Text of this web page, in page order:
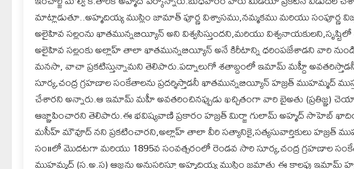
మాట్లాడుతూ..అహ్మదియ్య ముస్లిం జామాత్ పూర్ణ విశ్వాసము,నమ్మకము మరియు సంపూర్ణ
అలైహివ సల్లంను ఖాతమున్నబియ్యీన్ అని విశ్వసిస్తుందని,మరియు విశ్వనాయకులని,సృష్టిలో
అలైహివ సల్లంకు అల్లాహ్ తాలా ఖాతమున్నబియ్యీన్ అనే కిరీటాన్ని ధరింపజేశాడని వారి నుండి
మనసా, వాచా ప్రకటిస్తున్నామని తెలిపారు.పద్నాలుగో శతాబ్దంలో ఇమామ్ మహ్దీ
సూర్య,చంద్ర గ్రహణాల సంకేతాలను ప్రదర్శిస్తాడనీ ఖాతమున్నబియ్యీన్ హజ్రత్ ముహమ్మద్
చేశారని అన్నారు.ఆ ఇమామ్ మహీ అవతరించినప్పుడు ఖచ్చితంగా వారి బైఅతు (ప్రతిజ్ఞ)
ఆజ్ఞాపించారని తెలిపారు.ఈ భవిష్యవాణి ప్రకారం హజ్రత్ మిర్జా గులామ్ అహ్మద్
మసీహ్ మౌవూద్ నని ప్రకటించారని,అల్లాహ్ తాలా వీరి సత్యానికై,సత్యసువార్తికులు హజ్రత్
సం॥లో మొదటగా మరియు 1895వ సంవత్సరంలో రెండవ సారి సూర్య,చంద్ర గ్రహణాల
ముహమ్మద్ (స.అ.స) ఆజ్ఞను అనుసరిస్తూ అహ్మదియ్య ముస్లిం జమాతు ఈ కాలపు